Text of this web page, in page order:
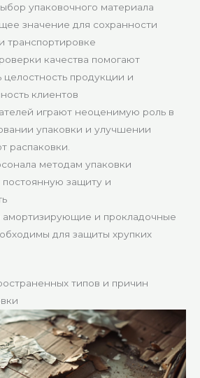
упаковочного материала
значение для сохранности
транспортировке
качества помогают
целостность продукции и
клиентов
играют неоценимую роль в
упаковки и улучшении
распаковки.
методам упаковки
постоянную защиту и
амортизирующие и прокладочные
для защиты хрупких
типов и причин